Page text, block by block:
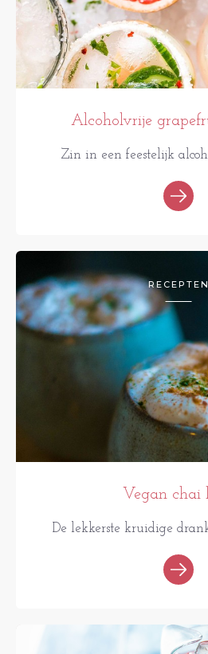
Alcoholvrije
Zin in een feestelijk
RECEPTEN
Vegan chai
De lekkerste kruidige